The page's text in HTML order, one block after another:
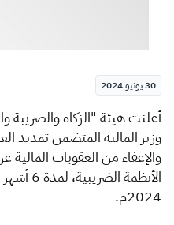
30 يونيو 2024
​​​أعلنت هيئة "الزكاة والضريبة
وزير المالية المتضمن تمديد
والإعفاء من العقوبات
2024م.